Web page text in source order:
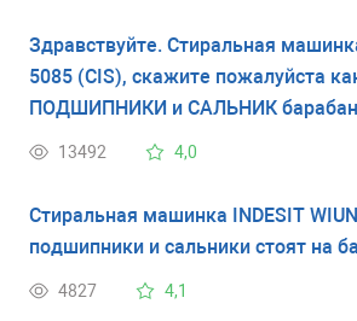
Здравствуйте. Стиральная
5085 (CIS), скажите пожалуйста
ПОДШИПНИКИ и САЛЬНИК
13492 4,0
Стиральная машинка INDESIT
подшипники и сальники стоят на
4827 4,1